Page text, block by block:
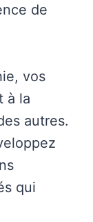
de
vos
à la
autres.
qui